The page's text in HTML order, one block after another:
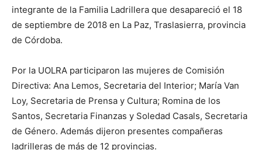
integrante de la Familia Ladrillera que desapareció el 18
de septiembre de 2018 en La Paz, Traslasierra, provincia
de Córdoba.
Por la UOLRA participaron las mujeres de Comisión
Directiva: Ana Lemos, Secretaria del Interior; María Van
Loy, Secretaria de Prensa y Cultura; Romina de los
Santos, Secretaria Finanzas y Soledad Casals, Secretaria
de Género. Además dijeron presentes compañeras
ladrilleras de más de 12 provincias.